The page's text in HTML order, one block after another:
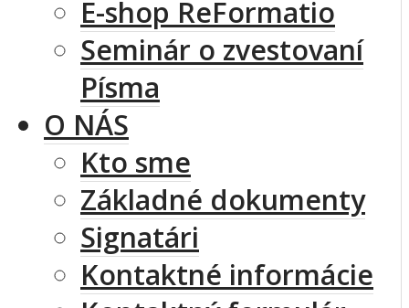
E-shop ReFormatio
Seminár o zvestovaní
Písma
O NÁS
Kto sme
Základné dokumenty
Signatári
Kontaktné informácie